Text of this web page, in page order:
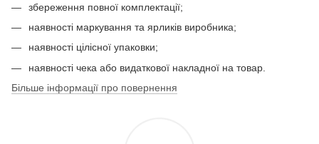
збереження повної комплектації;
наявності маркування та ярликів виробника;
наявності цілісної упаковки;
наявності чека або видаткової накладної на товар.
Більше інформації про повернення